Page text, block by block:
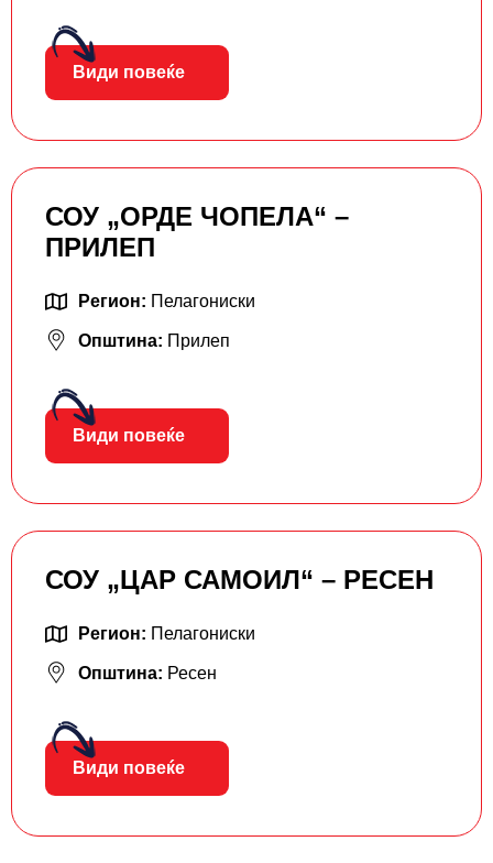
Види повеќе
СОУ „ОРДЕ ЧОПЕЛА“ –
ПРИЛЕП
Регион: Пелагониски
Општина: Прилеп
Види повеќе
СОУ „ЦАР САМОИЛ“ – РЕСЕН
Регион: Пелагониски
Општина: Ресен
Види повеќе